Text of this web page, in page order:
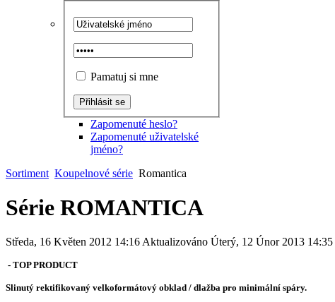
Pamatuj si mne
Zapomenuté heslo?
Zapomenuté uživatelské
jméno?
Sortiment Koupelnové série Romantica
Série ROMANTICA
Středa, 16 Květen 2012 14:16Aktualizováno Úterý, 12 Únor 2013 14:35
- TOP PRODUCT
Slinutý rektifikovaný velkoformátový obklad / dlažba pro minimální spáry.